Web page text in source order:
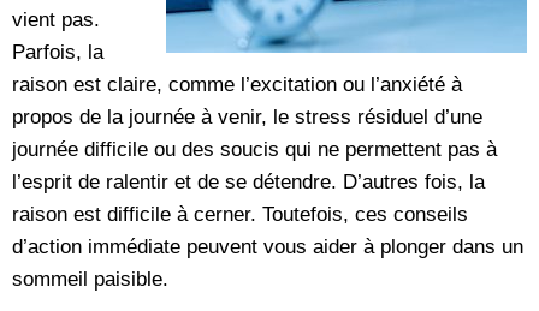
vient pas.
Parfois, la
raison est claire, comme l’excitation ou l’anxiété à
propos de la journée à venir, le stress résiduel d’une
journée difficile ou des soucis qui ne permettent pas à
l’esprit de ralentir et de se détendre. D’autres fois, la
raison est difficile à cerner. Toutefois, ces conseils
d’action immédiate peuvent vous aider à plonger dans un
sommeil paisible.